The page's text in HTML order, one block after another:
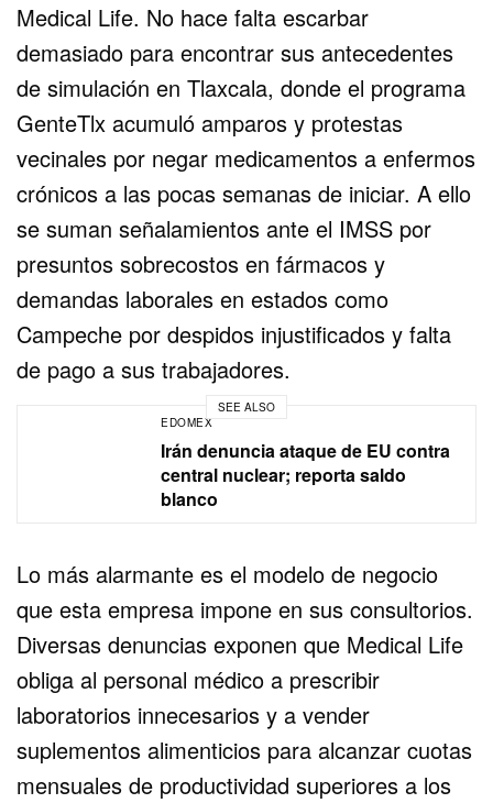
Medical Life. No hace falta escarbar
demasiado para encontrar sus antecedentes
de simulación en Tlaxcala, donde el programa
GenteTlx acumuló amparos y protestas
vecinales por negar medicamentos a enfermos
crónicos a las pocas semanas de iniciar. A ello
se suman señalamientos ante el IMSS por
presuntos sobrecostos en fármacos y
demandas laborales en estados como
Campeche por despidos injustificados y falta
de pago a sus trabajadores.
SEE ALSO
EDOMEX
Irán denuncia ataque de EU contra
central nuclear; reporta saldo
blanco
Lo más alarmante es el modelo de negocio
que esta empresa impone en sus consultorios.
Diversas denuncias exponen que Medical Life
obliga al personal médico a prescribir
laboratorios innecesarios y a vender
suplementos alimenticios para alcanzar cuotas
mensuales de productividad superiores a los